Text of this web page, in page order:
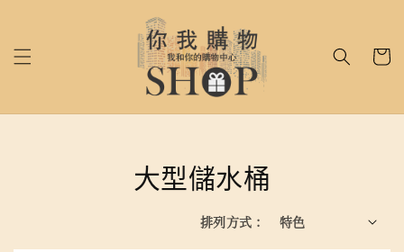
大型儲水桶
排列方式 :